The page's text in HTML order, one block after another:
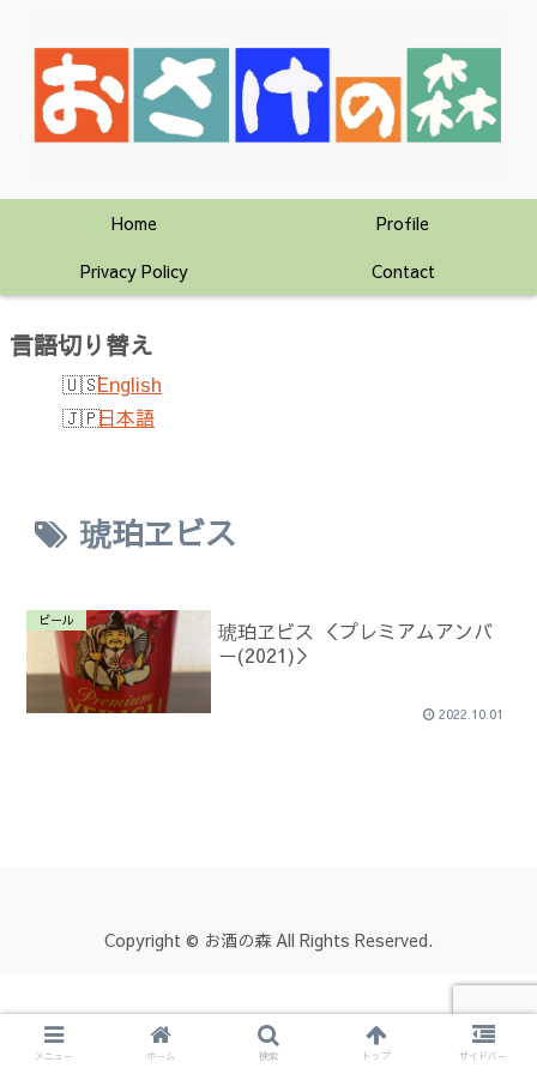
Home
Profile
Privacy Policy
Contact
言語切り替え
English
日本語
琥珀ヱビス
ビール
琥珀ヱビス ＜プレミアムアンバ
ー(2021)＞
2022.10.01
Copyright © お酒の森 All Rights Reserved.
メニュー ホーム 検索 トップ サイドバー